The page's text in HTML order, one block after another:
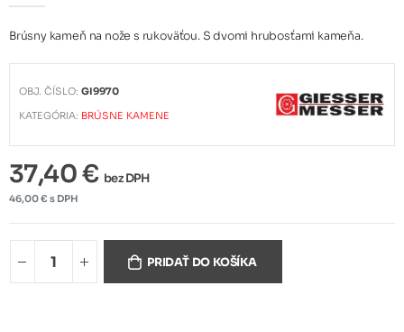
Brúsny kameň na nože s rukoväťou. S dvomi hrubosťami kameňa.
OBJ. ČÍSLO:GI9970
KATEGÓRIA: BRÚSNE KAMENE
37,40 € bez DPH
46,00 € s DPH
PRIDAŤ DO KOŠÍKA